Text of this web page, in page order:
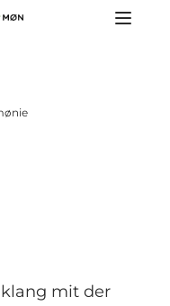
mit der